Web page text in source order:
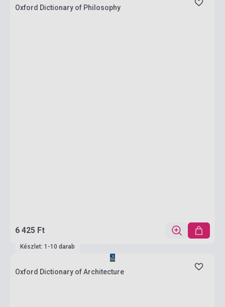
Oxford Dictionary of Philosophy
6 425 Ft
Készlet: 1-10 darab
Oxford Dictionary of Architecture